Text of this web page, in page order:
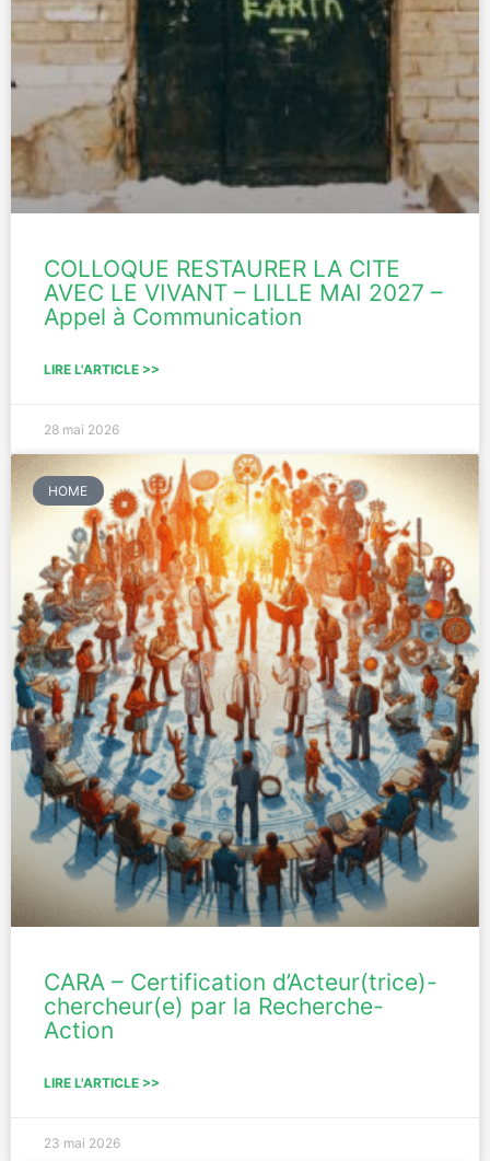
COLLOQUE RESTAURER LA CITE
AVEC LE VIVANT – LILLE MAI 2027 –
Appel à Communication
LIRE L'ARTICLE >>
28 mai 2026
HOME
CARA – Certification d’Acteur(trice)-
chercheur(e) par la Recherche-
Action
LIRE L'ARTICLE >>
23 mai 2026